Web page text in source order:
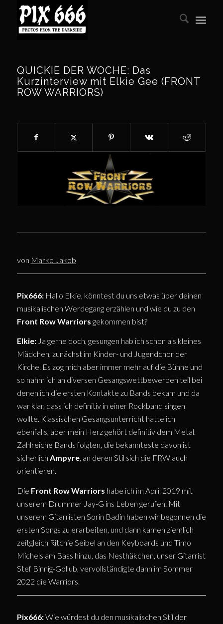
QUICKIE DER WOCHE: Das
Kurzinterview mit Elkie Gee (FRONT
ROW WARRIORS)
von Marko Jakob
Pix666:Hallo Elkie, könntest du uns etwas über deinen
musikalischen Werdegang erzählen und wie du zu den
Front Row Warriors gekommen bist?
Elkie: Ja gerne doch, gesungen hab ich schon als kleines
Mädchen, zunächst im Kinder- und Jugendchor der
Kirche. Es zog mich aber immer mehr auf die Bühne und
so nahm ich an diversen Gesangswettbewerben teil bei
denen ich die ersten Kontakte zu Bands bekam und da
war klar, dass ich definitiv in einer Rockband singen
wollte. Klassischen Gesangsunterricht hatte ich
ebenfalls, aber mein Herz gehört definitiv dem Metal.
Zahlreiche Bands folgten, die bekannteste davon ist
sicherlich Ampyre, an deren Stil sich die FRW auch
orientieren.
Die Front Row Warriors habe ich im April 2019 mit
unserem Drummer Jay-G ins Leben gerufen. Mit
unserem Gitarristen Sorin Badin haben wir begonnen die
ersten Songs zu erarbeiten, und dann kamen ziemlich
zeitgleich Ritchie Seibel an den Keyboards und Timo
Michels am Bass hinzu, das Nesthäkchen, unser Gitarrist
Stef Binnig-Gollub, vervollständigte dann im Sommer
2022 die Warriors.
Pix666:Wie würdest du den musikalischen Stil der